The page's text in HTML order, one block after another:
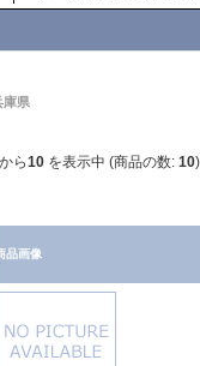
庫県
から10 を表示中 (商品の数: 10)
品画像